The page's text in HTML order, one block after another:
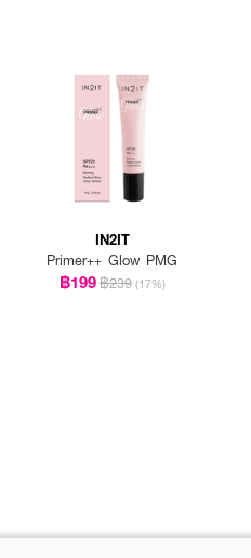
IN2IT
Primer++ Glow PMG
฿199฿239 (17%)